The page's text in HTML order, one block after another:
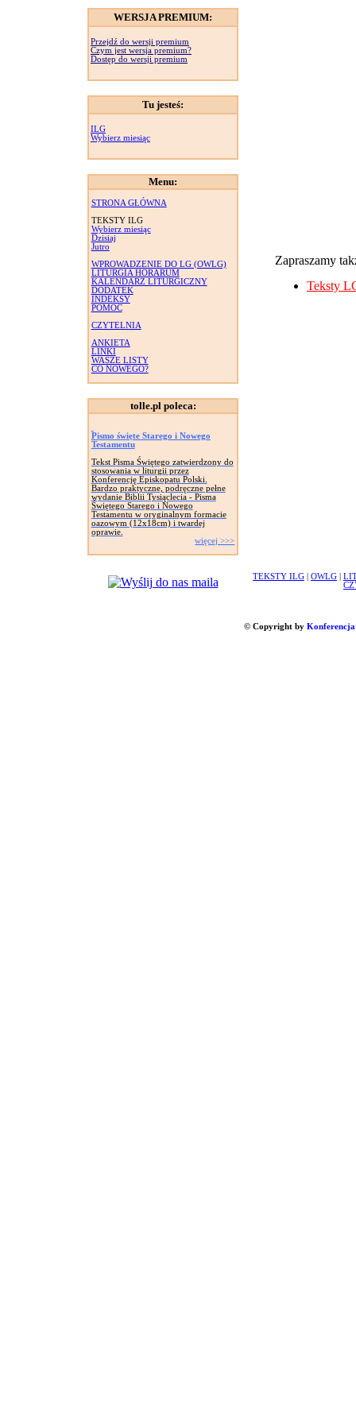
WERSJA PREMIUM:
Przejdź do wersji premium
Czym jest wersja premium?
Dostęp do wersji premium
Tu jesteś:
ILG
Wybierz miesiąc
Menu:
STRONA GŁÓWNA
TEKSTY ILG
Wybierz miesiąc
Dzisiaj
Jutro
WPROWADZENIE DO LG (OWLG)
LITURGIA HORARUM
KALENDARZ LITURGICZNY
DODATEK
INDEKSY
POMOC
CZYTELNIA
ANKIETA
LINKI
WASZE LISTY
CO NOWEGO?
tolle.pl poleca:
Pismo święte Starego i Nowego
Testamentu
Tekst Pisma Świętego zatwierdzony do
stosowania w liturgii przez
Konferencję Episkopatu Polski.
Bardzo praktyczne, podręczne pełne
wydanie Biblii Tysiąclecia - Pisma
Świętego Starego i Nowego
Testamentu w oryginalnym formacie
oazowym (12x18cm) i twardej
oprawie.
więcej >>>
Zapraszamy
Teksty
TEKSTY ILG OWLG
© Copyright by Konferencja